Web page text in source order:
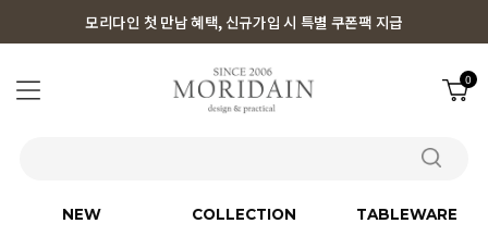
모리다인 첫 만남 혜택, 신규가입 시 특별 쿠폰팩 지급
0
NEW COLLECTION TABLEWARE